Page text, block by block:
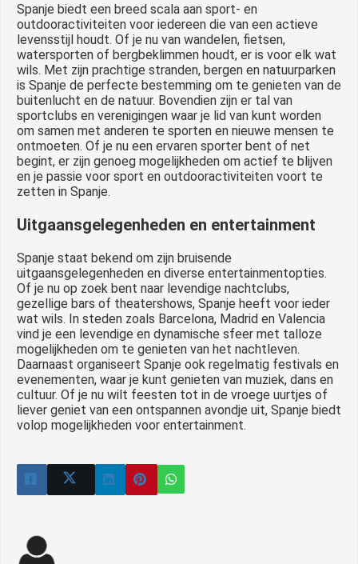
Spanje biedt een breed scala aan sport- en
outdooractiviteiten voor iedereen die van een actieve
levensstijl houdt. Of je nu van wandelen, fietsen,
watersporten of bergbeklimmen houdt, er is voor elk wat
wils. Met zijn prachtige stranden, bergen en natuurparken
is Spanje de perfecte bestemming om te genieten van de
buitenlucht en de natuur. Bovendien zijn er tal van
sportclubs en verenigingen waar je lid van kunt worden
om samen met anderen te sporten en nieuwe mensen te
ontmoeten. Of je nu een ervaren sporter bent of net
begint, er zijn genoeg mogelijkheden om actief te blijven
en je passie voor sport en outdooractiviteiten voort te
zetten in Spanje.
Uitgaansgelegenheden en entertainment
Spanje staat bekend om zijn bruisende
uitgaansgelegenheden en diverse entertainmentopties.
Of je nu op zoek bent naar levendige nachtclubs,
gezellige bars of theatershows, Spanje heeft voor ieder
wat wils. In steden zoals Barcelona, Madrid en Valencia
vind je een levendige en dynamische sfeer met talloze
mogelijkheden om te genieten van het nachtleven.
Daarnaast organiseert Spanje ook regelmatig festivals en
evenementen, waar je kunt genieten van muziek, dans en
cultuur. Of je nu wilt feesten tot in de vroege uurtjes of
liever geniet van een ontspannen avondje uit, Spanje biedt
volop mogelijkheden voor entertainment.